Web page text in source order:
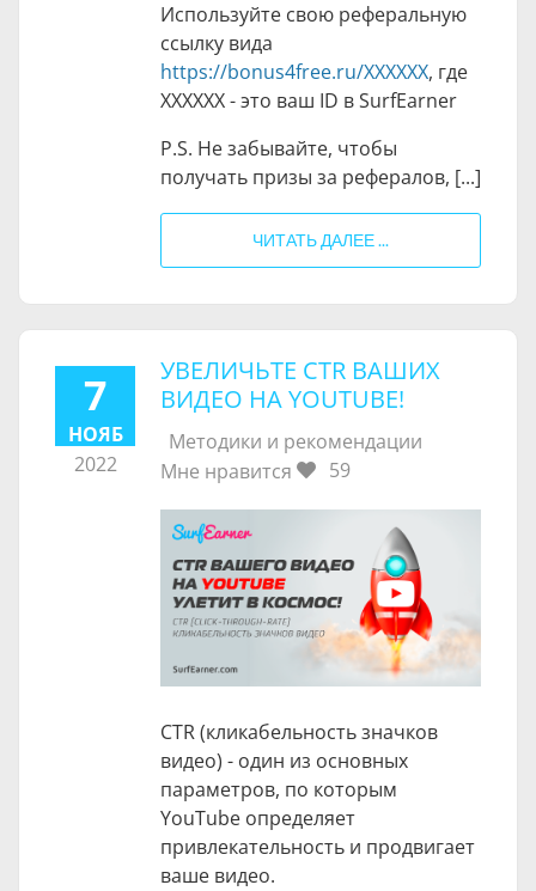
Используйте свою реферальную
ссылку вида
https://bonus4free.ru/XXXXXX, где
XXXXXX - это ваш ID в SurfEarner
P.S. Не забывайте, чтобы
получать призы за рефералов, [...]
ЧИТАТЬ ДАЛЕЕ ...
7
НОЯБ
2022
УВЕЛИЧЬТЕ CTR ВАШИХ
ВИДЕО НА YOUTUBE!
Методики и рекомендации
Мне нравится
59
CTR (кликабельность значков
видео) - один из основных
параметров, по которым
YouTube определяет
привлекательность и продвигает
ваше видео.